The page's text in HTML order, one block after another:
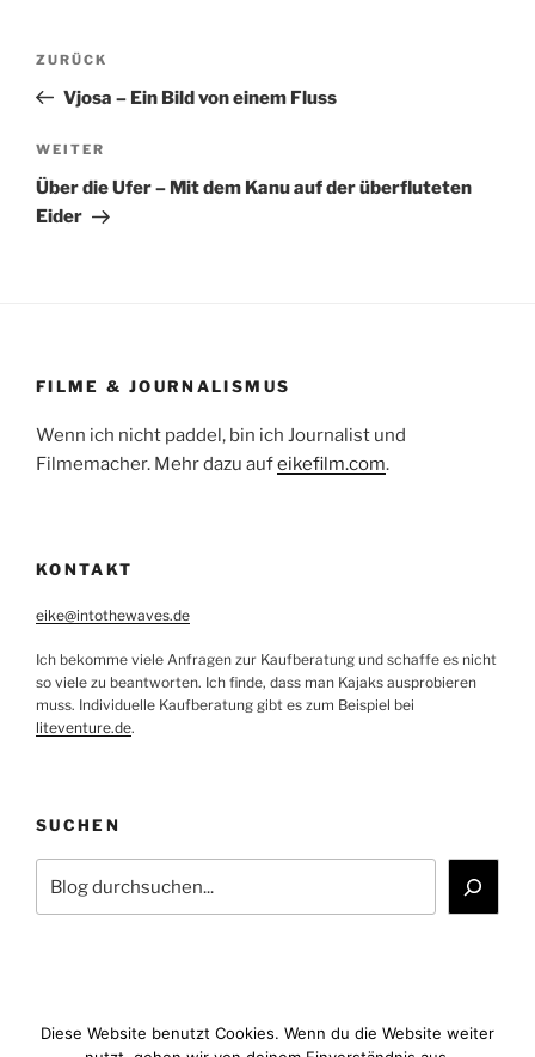
Beitragsnavigation
Vorheriger
Beitrag
ZURÜCK
Vjosa – Ein Bild von einem Fluss
Nächster
Beitrag
WEITER
Über die Ufer – Mit dem Kanu auf der überfluteten
Eider
FILME & JOURNALISMUS
Wenn ich nicht paddel, bin ich Journalist und
Filmemacher. Mehr dazu aufeikefilm.com.
KONTAKT
eike@intothewaves.de
Ich bekomme viele Anfragen zur Kaufberatung und schaffe es nicht
so viele zu beantworten. Ich finde, dass man Kajaks ausprobieren
muss. Individuelle Kaufberatung gibt es zum Beispiel bei
liteventure.de.
SUCHEN
Diese Website benutzt Cookies. Wenn du die Website weiter